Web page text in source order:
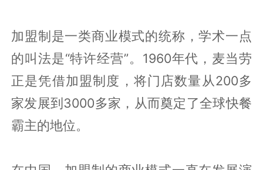
加盟制是一类商业模式的统称，学术一点
的叫法是“特许经营”。1960年代，麦当劳
正是凭借加盟制度，将门店数量从200多
家发展到3000多家，从而奠定了全球快餐
霸主的地位。